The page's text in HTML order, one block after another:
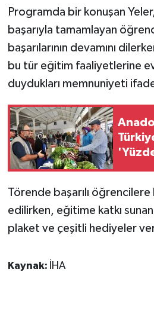
Programda bir konuşan
başarıyla tamamlayan
başarılarının devamını
bu tür eğitim faaliyetlerine
duydukları memnuniyeti
Törende başarılı
edilirken, eğitime katkı
plaket ve çeşitli hediyeler
Kaynak: İHA
MAGAZİN
Otomobil
POLİTİKA
Sağlık
SİYASET
TEKNOLOJİ
Turizm
ÜLKE GÜNDEMİ